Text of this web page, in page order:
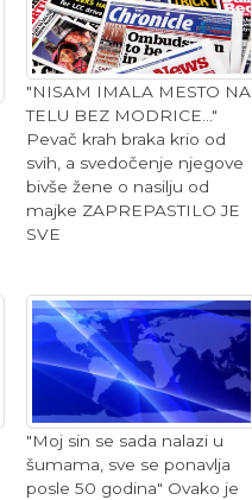
"NISAM IMALA MESTO NA
TELU BEZ MODRICE..."
Pevač krah braka krio od
svih, a svedočenje njegove
bivše žene o nasilju od
majke ZAPREPASTILO JE
SVE
"Moj sin se sada nalazi u
šumama, sve se ponavlja
posle 50 godina" Ovako je